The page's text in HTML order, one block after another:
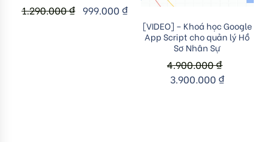
1.290.000₫ 999.000 ₫
Add to cart
[VIDEO] – Khoá học Google
App Script cho quản lý Hồ
Sơ Nhân Sự
4.900.000₫
3.900.000 ₫